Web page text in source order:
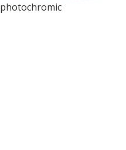
photochromic